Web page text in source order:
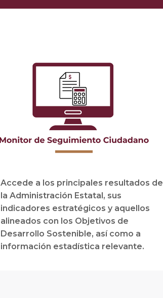
Accede a los principales resultados de
la Administración Estatal, sus
indicadores estratégicos y aquellos
alineados con los Objetivos de
Desarrollo Sostenible, así como a
información estadística relevante.